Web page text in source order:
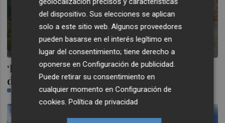
‘El arte de los analfabetos’: un viaje
documental contra el olvido
TERESA MADUEÑO
del dispositivo. Sus elecciones se aplican
solo a este sitio web. Algunos proveedores
pueden basarse en el interés legítimo en
lugar del consentimiento; tiene derecho a
oponerse enConfiguración de publicidad.
Puede retirar su consentimiento en
cualquier momento enConfiguración de
cookies.Política de privacidad